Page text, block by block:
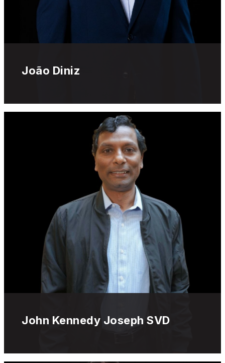
João Diniz
John Kennedy Joseph SVD